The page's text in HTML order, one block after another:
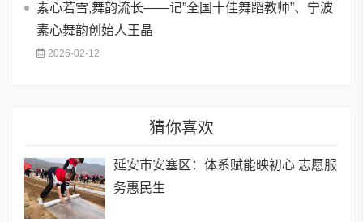
素心若雪,舞韵流长——记”全国十佳舞蹈教师”、宁波
素心舞韵创始人王晶
2026-02-12
猜你喜欢
延安市安塞区：体系赋能映初心 志愿服
务惠民生